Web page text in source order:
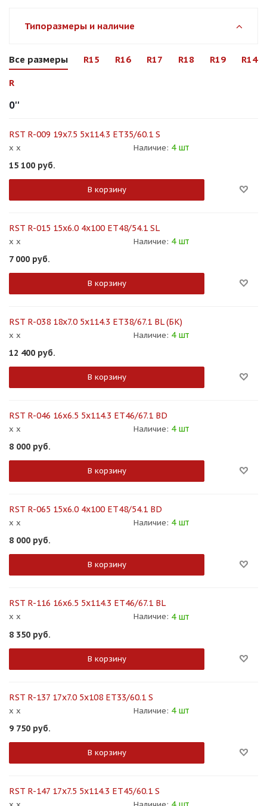
Типоразмеры и наличие
Все размеры R15 R16 R17 R18 R19 R14
R
0''
RST R-009 19x7.5 5x114.3 ET35/60.1 S
x x Наличие: 4 шт
15 100 руб.
В корзину
RST R-015 15x6.0 4x100 ET48/54.1 SL
x x Наличие: 4 шт
7 000 руб.
В корзину
RST R-038 18x7.0 5x114.3 ET38/67.1 BL (БК)
x x Наличие: 4 шт
12 400 руб.
В корзину
RST R-046 16x6.5 5x114.3 ET46/67.1 BD
x x Наличие: 4 шт
8 000 руб.
В корзину
RST R-065 15x6.0 4x100 ET48/54.1 BD
x x Наличие: 4 шт
8 000 руб.
В корзину
RST R-116 16x6.5 5x114.3 ET46/67.1 BL
x x Наличие: 4 шт
8 350 руб.
В корзину
RST R-137 17x7.0 5x108 ET33/60.1 S
x x Наличие: 4 шт
9 750 руб.
В корзину
RST R-147 17x7.5 5x114.3 ET45/60.1 S